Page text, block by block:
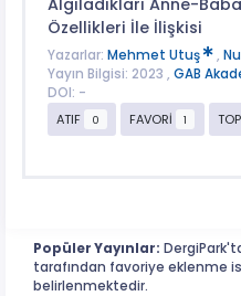
Özellikleri İle İlişkisi
Yazarlar: Mehmet Utuş ,
Yayın Bilgisi: 2023 , GAB
DOI: -
ATIF
0 FAVORİ 1
Popüler Yayınlar:
tarafından favoriye eklenme
belirlenmektedir.